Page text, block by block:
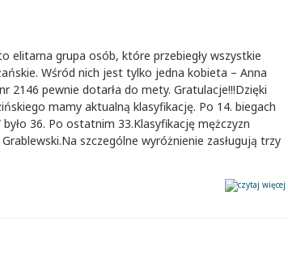
to elitarna grupa osób, które przebiegły wszystkie
Wśród nich jest tylko jedna kobieta – Anna
2146 pewnie dotarła do mety. Gratulacje!!!Dzięki
mamy aktualną klasyfikację. Po 14. biegach
było 36. Po ostatnim 33.Klasyfikację mężczyzn
szczególne wyróżnienie zasługują trzy